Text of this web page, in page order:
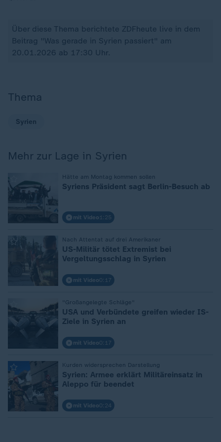
Über diese Thema berichtete ZDFheute live in dem
Beitrag "Was gerade in Syrien passiert" am
20.01.2026 ab 17:30 Uhr.
Thema
Syrien
Mehr zur Lage in Syrien
Hätte am Montag kommen sollen
Syriens Präsident sagt Berlin-Besuch ab
mit Video 1:25
Nach Attentat auf drei Amerikaner
US-Militär tötet Extremist bei
Vergeltungsschlag in Syrien
mit Video0:17
"Großangelegte Schläge"
:
USA und Verbündete greifen wieder IS-
Ziele in Syrien an
mit Video0:17
Kurden widersprechen Darstellung
Syrien: Armee erklärt Militäreinsatz in
Aleppo für beendet
mit Video0:24